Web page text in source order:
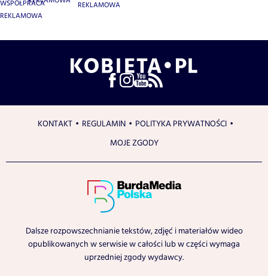
WSPÓŁPRACA
REKLAMOWA
REKLAMOWA
KONTAKT REGULAMIN
POLITYKA PRYWATNOŚCI
MOJE ZGODY
Dalsze rozpowszechnianie tekstów, zdjęć i materiałów wideo
opublikowanych w serwisie w całości lub w części wymaga
uprzedniej zgody wydawcy.